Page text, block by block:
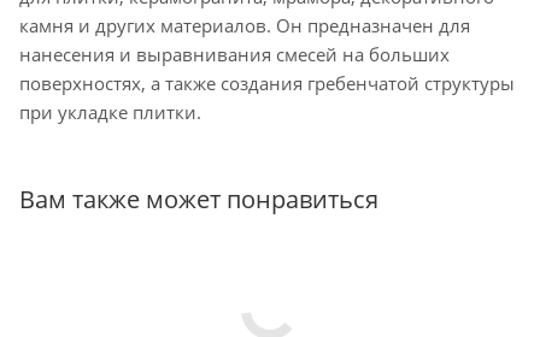
камня и других материалов. Он предназначен для
нанесения и выравнивания смесей на больших
поверхностях, а также создания гребенчатой структуры
при укладке плитки.
Вам также может понравиться